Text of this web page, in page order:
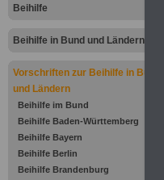
Beihilfe
Beihilfe in Bund und Ländern
Vorschriften zur Beihilfe in Bund
und Ländern
Beihilfe im Bund
Beihilfe Baden-Württemberg
Beihilfe Bayern
Beihilfe Berlin
Beihilfe Brandenburg